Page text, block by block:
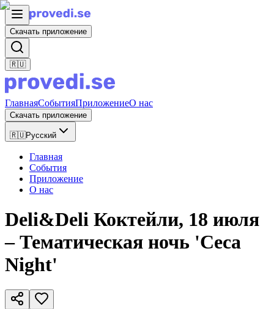
Скачать приложение
🇷🇺
ГлавнаяСобытияПриложениеО нас
Скачать приложение
🇷🇺Русский
Главная
События
Приложение
О нас
Deli&Deli Коктейли, 18 июля
– Тематическая ночь 'Ceca
Night'